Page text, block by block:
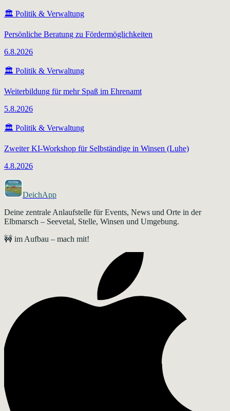
🏛️ Politik & Verwaltung
Persönliche Beratung zu Fördermöglichkeiten
6.8.2026
🏛️ Politik & Verwaltung
Weiterbildung für mehr Spaß im Ehrenamt
5.8.2026
🏛️ Politik & Verwaltung
Zweiter KI-Workshop für Selbständige in Winsen (Luhe)
4.8.2026
DeichApp
Deine zentrale Anlaufstelle für Events, News und Orte in der
Elbmarsch – Seevetal, Stelle, Winsen und Umgebung.
🚧 im Aufbau – mach mit!